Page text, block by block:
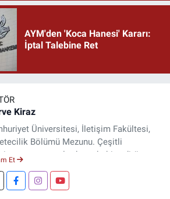
AYM'den 'Koca Hanesi' Kararı:
İptal Talebine Ret
Kiraz
Üniversitesi, İletişim Fakültesi,
Bölümü Mezunu. Çeşitli
ve gazetelerde muhabir, editör,
www.dogugazetesi.com adlı haber
Yazı İşleri Müdürlüğünü yürütmekte.
Et